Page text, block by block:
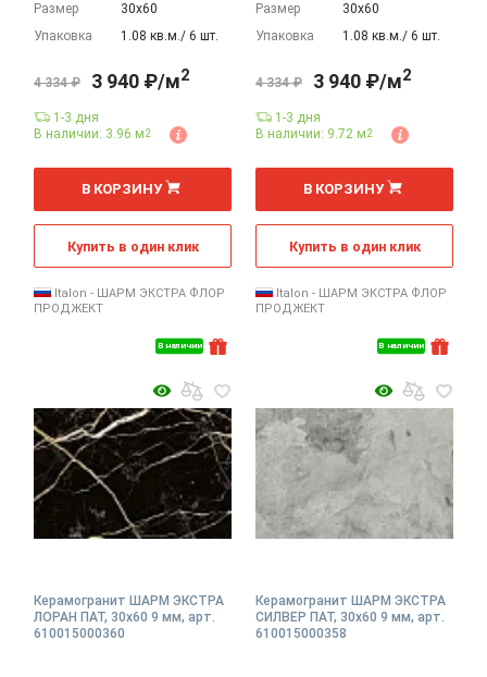
Размер
30х60
Упаковка
1.08 кв.м./ 6 шт.
В наличии
4 334 ₽ 3 940 ₽/м2
1-3 дня
В наличии: 3.96 м2
м
В КОРЗИНУ
Купить в один клик
Italon - ШАРМ ЭКСТРА ФЛОР
ПРОДЖЕКТ
Размер
30х60
Упаковка
1.08 кв.м./ 6 шт.
В наличии
4 334 ₽ 3 940 ₽/м2
1-3 дня
В наличии: 9.72 м2
м
В КОРЗИНУ
Купить в один клик
Italon - ШАРМ ЭКСТРА ФЛОР
ПРОДЖЕКТ
Керамогранит ШАРМ ЭКСТРА
ЛОРАН ПАТ, 30x60 9 мм, арт.
610015000360
Керамогранит ШАРМ ЭКСТРА
СИЛВЕР ПАТ, 30x60 9 мм, арт.
610015000358